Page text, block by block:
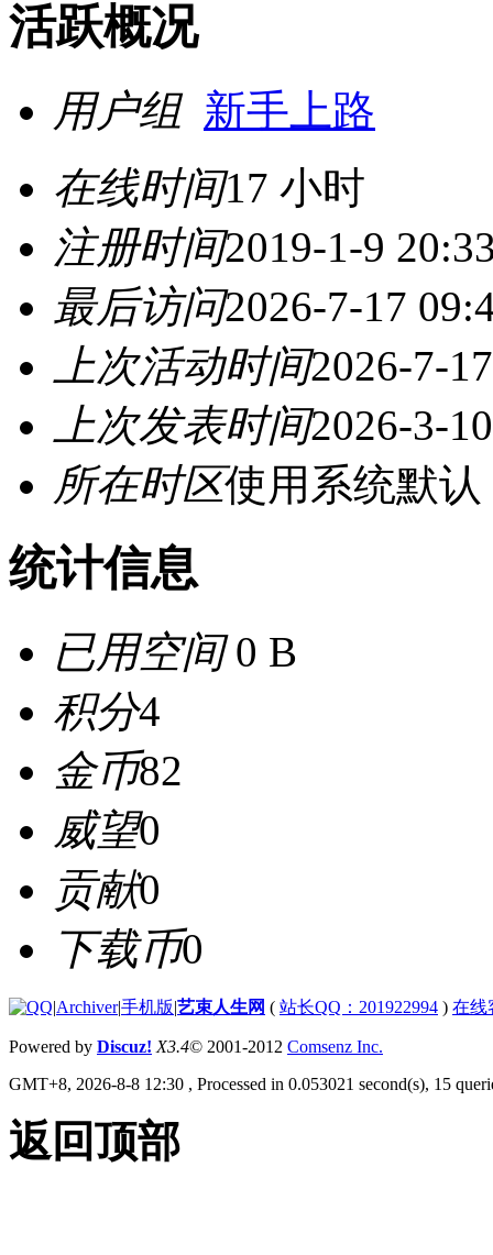
活跃概况
用户组 新手上路
在线时间17 小时
注册时间2019-1-9
最后访问2026-7-17
上次活动时间2026-7-
上次发表时间2026-3-
所在时区使用系统默认
统计信息
已用空间0 B
积分4
金币82
威望0
贡献0
下载币0
|Archiver|手机版|艺束人生网 ( 站长QQ：201922994 ) 在线
Powered by Discuz! X3.4© 2001-2012 Comsenz Inc.
GMT+8, 2026-8-8 12:30 , Processed in 0.053021 second(s), 15
返回顶部